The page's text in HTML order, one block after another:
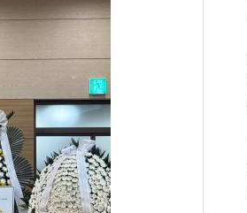
지
대